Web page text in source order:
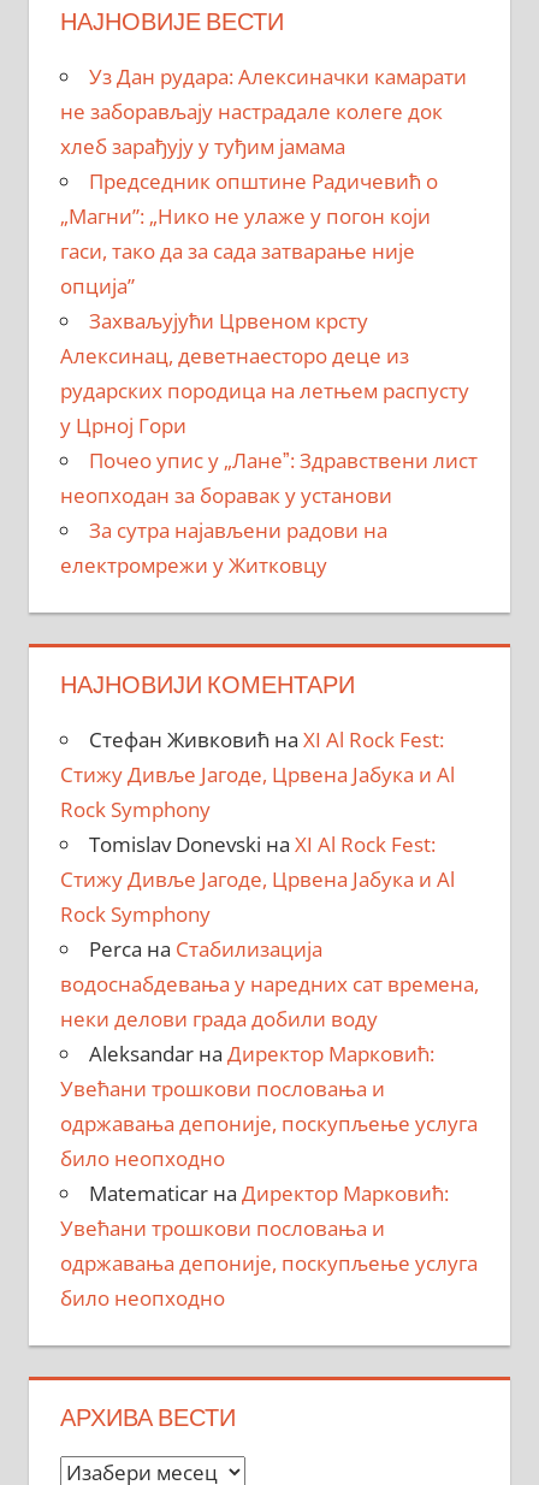
НАЈНОВИЈЕ ВЕСТИ
Уз Дан рудара: Алексиначки камарати
не заборављају настрадале колеге док
хлеб зарађују у туђим јамама
Председник општине Радичевић о
„Магни”: „Нико не улаже у погон који
гаси, тако да за сада затварање није
опција”
Захваљујући Црвеном крсту
Алексинац, деветнаесторо деце из
рударских породица на летњем распусту
у Црној Гори
Почео упис у „Ланеˮ: Здравствени лист
неопходан за боравак у установи
За сутра најављени радови на
електромрежи у Житковцу
НАЈНОВИЈИ КОМЕНТАРИ
Стефан Живковић на XI Al Rock Fest:
Стижу Дивље Јагоде, Црвена Јабука и Al
Rock Symphony
Tomislav Donevski на XI Al Rock Fest:
Стижу Дивље Јагоде, Црвена Јабука и Al
Rock Symphony
Perca на Стабилизација
водоснабдевања у наредних сат времена,
неки делови града добили воду
Aleksandarна Директор Марковић:
Увећани трошкови пословања и
одржавања депоније, поскупљење услуга
било неопходно
Matematicarна Директор Марковић:
Увећани трошкови пословања и
одржавања депоније, поскупљење услуга
било неопходно
АРХИВА ВЕСТИ
Архива